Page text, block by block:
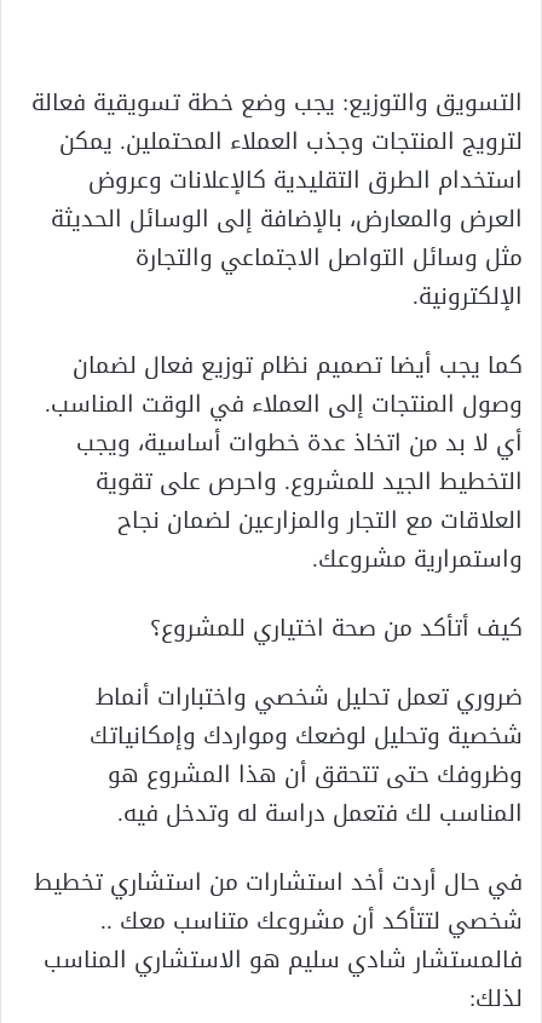
التسويق والتوزيع: يجب وضع خطة تسويقية فعالة
لترويج المنتجات وجذب العملاء المحتملين. يمكن
استخدام الطرق التقليدية كالإعلانات وعروض
العرض والمعارض، بالإضافة إلى الوسائل الحديثة
مثل وسائل التواصل الاجتماعي والتجارة
الإلكترونية.
كما يجب أيضا تصميم نظام توزيع فعال لضمان
وصول المنتجات إلى العملاء في الوقت المناسب.
أي لا بد من اتخاذ عدة خطوات أساسية، ويجب
التخطيط الجيد للمشروع. واحرص على تقوية
العلاقات مع التجار والمزارعين لضمان نجاح
واستمرارية مشروعك.
كيف أتأكد من صحة اختياري للمشروع؟
ضروري تعمل تحليل شخصي واختبارات أنماط
شخصية وتحليل لوضعك ومواردك وإمكانياتك
وظروفك حتى تتحقق أن هذا المشروع هو
المناسب لك فتعمل دراسة له وتدخل فيه.
في حال أردت أخد استشارات من استشاري تخطيط
شخصي لتتأكد أن مشروعك متناسب معك ..
فالمستشار شادي سليم هو الاستشاري المناسب
لذلك: